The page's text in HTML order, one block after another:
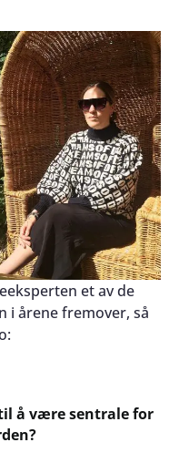
et av de
i årene fremover, så
å være sentrale for